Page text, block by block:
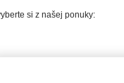
si z našej ponuky: